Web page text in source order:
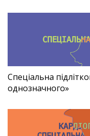
Спеціальна
однозначного»